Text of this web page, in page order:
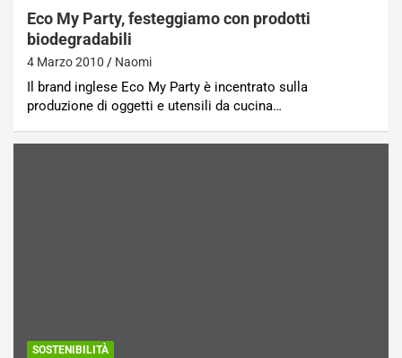
Eco My Party, festeggiamo con prodotti
biodegradabili
4 Marzo 2010 Naomi
Il brand inglese Eco My Party è incentrato sulla
produzione di oggetti e utensili da cucina…
SOSTENIBILITÀ